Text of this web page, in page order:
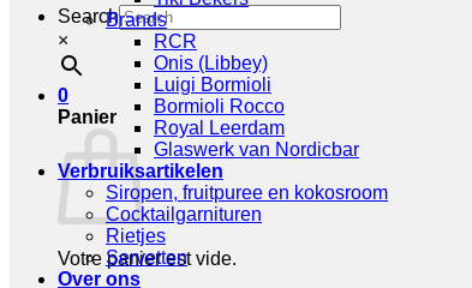
Search
×
0
Panier
Votre panier est vide.
Brands
RCR
Onis (Libbey)
Luigi Bormioli
Bormioli Rocco
Royal Leerdam
Glaswerk van Nordicbar
Verbruiksartikelen
Siropen, fruitpuree en kokosroom
Cocktailgarnituren
Rietjes
Servetten
Over ons